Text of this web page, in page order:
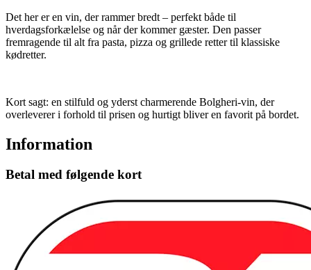
Det her er en vin, der rammer bredt – perfekt både til
hverdagsforkælelse og når der kommer gæster. Den passer
fremragende til alt fra pasta, pizza og grillede retter til klassiske
kødretter.
Kort sagt: en stilfuld og yderst charmerende Bolgheri-vin, der
overleverer i forhold til prisen og hurtigt bliver en favorit på bordet.
Information
Betal med følgende kort